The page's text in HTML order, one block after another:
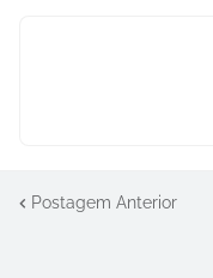
Postagem Anterior